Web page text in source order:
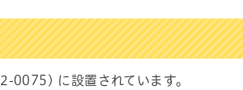
0075) に設置されています。